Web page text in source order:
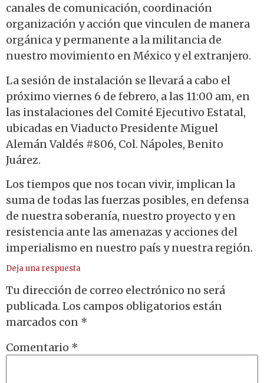
canales de comunicación, coordinación
organización y acción que vinculen de manera
orgánica y permanente a la militancia de
nuestro movimiento en México y el extranjero.
La sesión de instalación se llevará a cabo el
próximo viernes 6 de febrero, a las 11:00 am, en
las instalaciones del Comité Ejecutivo Estatal,
ubicadas en Viaducto Presidente Miguel
Alemán Valdés #806, Col. Nápoles, Benito
Juárez.
Los tiempos que nos tocan vivir, implican la
suma de todas las fuerzas posibles, en defensa
de nuestra soberanía, nuestro proyecto y en
resistencia ante las amenazas y acciones del
imperialismo en nuestro país y nuestra región.
Deja una respuesta
Tu dirección de correo electrónico no será
publicada. Los campos obligatorios están
marcados con *
Comentario *